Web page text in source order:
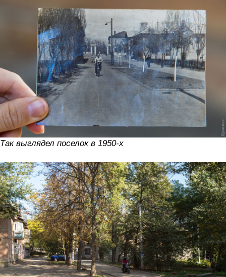
Так выглядел поселок в 1950-х